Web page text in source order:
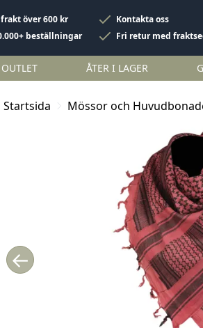
över 600 kr
Kontakta oss
beställningar Fri retur med
OUTLET ÅTER I LAGER
Startsida Mössor och
←